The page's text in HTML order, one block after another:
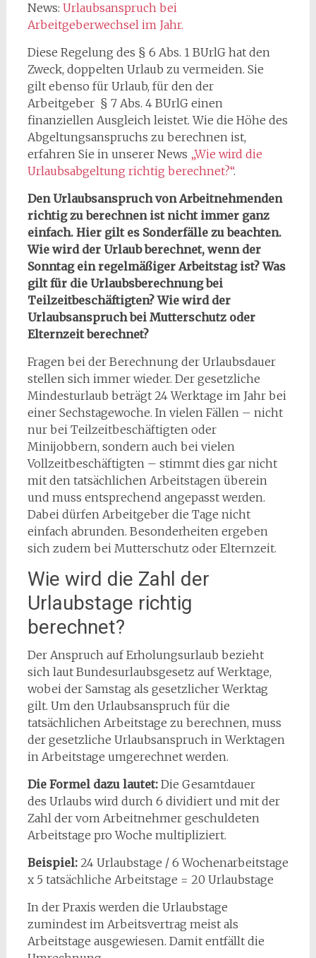
News: Urlaubsanspruch bei
Arbeitgeberwechsel im Jahr.
Diese Regelung des § 6 Abs. 1 BUrlG hat den
Zweck, doppelten Urlaub zu vermeiden. Sie
gilt ebenso für Urlaub, für den der
Arbeitgeber § 7 Abs. 4 BUrlG einen
finanziellen Ausgleich leistet. Wie die Höhe des
Abgeltungsanspruchs zu berechnen ist,
erfahren Sie in unserer News „Wie wird die
Urlaubsabgeltung richtig berechnet?“.
Den Urlaubsanspruch von Arbeitnehmenden
richtig zu berechnen ist nicht immer ganz
einfach. Hier gilt es Sonderfälle zu beachten.
Wie wird der Urlaub berechnet, wenn der
Sonntag ein regelmäßiger Arbeitstag ist? Was
gilt für die Urlaubsberechnung bei
Teilzeitbeschäftigten? Wie wird der
Urlaubsanspruch bei Mutterschutz oder
Elternzeit berechnet?
Fragen bei der Berechnung der Urlaubsdauer
stellen sich immer wieder. Der gesetzliche
Mindesturlaub beträgt 24 Werktage im Jahr bei
einer Sechstagewoche. In vielen Fällen – nicht
nur bei Teilzeitbeschäftigten oder
Minijobbern, sondern auch bei vielen
Vollzeitbeschäftigten – stimmt dies gar nicht
mit den tatsächlichen Arbeitstagen überein
und muss entsprechend angepasst werden.
Dabei dürfen Arbeitgeber die Tage nicht
einfach abrunden. Besonderheiten ergeben
sich zudem bei Mutterschutz oder Elternzeit.
Wie wird die Zahl der
Urlaubstage richtig
berechnet?
Der Anspruch auf Erholungsurlaub bezieht
sich laut Bundesurlaubsgesetz auf Werktage,
wobei der Samstag als gesetzlicher Werktag
gilt. Um den Urlaubsanspruch für die
tatsächlichen Arbeitstage zu berechnen, muss
der gesetzliche Urlaubsanspruch in Werktagen
in Arbeitstage umgerechnet werden.
Die Formel dazu lautet: Die Gesamtdauer
des Urlaubs wird durch 6 dividiert und mit der
Zahl der vom Arbeitnehmer geschuldeten
Arbeitstage pro Woche multipliziert.
Beispiel:24 Urlaubstage / 6 Wochenarbeitstage
x 5 tatsächliche Arbeitstage = 20 Urlaubstage
In der Praxis werden die Urlaubstage
zumindest im Arbeitsvertrag meist als
Arbeitstage ausgewiesen. Damit entfällt die